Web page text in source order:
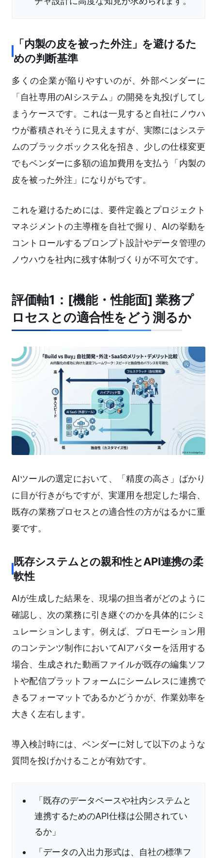
「内製の皮を被った外注」を避けるた
めの判断基準
多くの企業が陥りやすいのが、外部ベンダーに
「自社専用のAIシステム」の開発を丸投げしてし
まうケースです。これは一見すると自社にノウハ
ウが蓄積されそうに見えますが、実際にはシステ
ムのブラックボックス化を招き、少しの仕様変更
でもベンダーに多額の追加費用を支払う「内製の
皮を被った外注」になりがちです。
これを避けるためには、要件定義とプロジェクト
マネジメントの主導権を自社で握り、AIの挙動を
コントロールするプロンプト設計やデータ管理の
ノウハウを社内に残す体制づくりが不可欠です。
評価軸1：[機能・性能面] 業務プ
ロセスとの適合性をどう測るか
AIツールの選定において、「精度の高さ」ばかり
に目が行きがちですが、実運用を想定した場合、
既存の業務プロセスとの適合性の方がはるかに重
要です。
既存システムとの親和性とAPI連携の柔
軟性
AIが生成した結果を、現場の担当者がどのように
確認し、次の業務に引き継ぐのかを具体的にシミ
ュレーションします。例えば、プロモーション用
のコンテンツ制作においてAIアバターを活用する
場合、生成された動画ファイルが既存の編集ソフ
トや配信プラットフォームにシームレスに連携で
きるフォーマットであるかどうかが、作業効率を
大きく左右します。
導入検討時には、ベンダーに対して以下のような
質問を投げかけることが有効です。
「既存のデータベースや社内システムと
連携するためのAPI仕様は公開されてい
るか」
「データの入出力形式は、自社の標準フ